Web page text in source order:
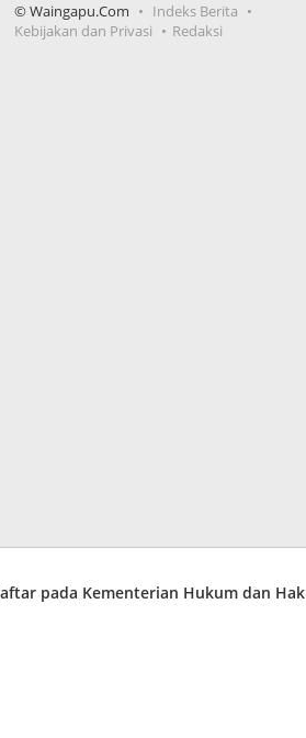
© Waingapu.Com
Indeks Berita
Kebijakan dan Privasi
Redaksi
pada Kementerian Hukum dan Hak